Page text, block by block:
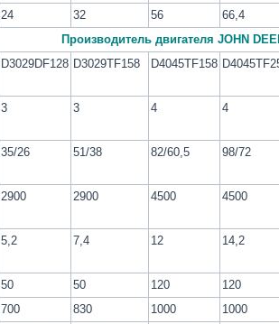
24 32 56
66,4
Производитель двигателя JOHN
D3029DF128 D3029TF158 D4045TF158
3 3 4 4
35/26 51/38 82/60,5 98/72
2900 2900 4500 4500
5,2 7,4 12 14,2
50 50 120
120
700 830 1000
1000